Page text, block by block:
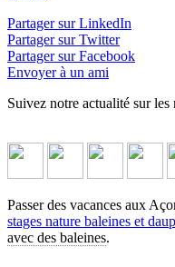
Partager sur LinkedIn
Partager sur Twitter
Partager sur Facebook
Envoyer à un ami
Suivez notre actualité sur les
Passer des vacances aux
stages nature baleines et
avec des baleines.